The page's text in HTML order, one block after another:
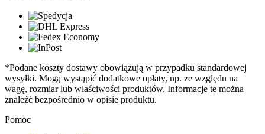
*Podane koszty dostawy obowiązują w przypadku standardowej
wysyłki. Mogą wystąpić dodatkowe opłaty, np. ze względu na
wagę, rozmiar lub właściwości produktów. Informacje te można
znaleźć bezpośrednio w opisie produktu.
Pomoc